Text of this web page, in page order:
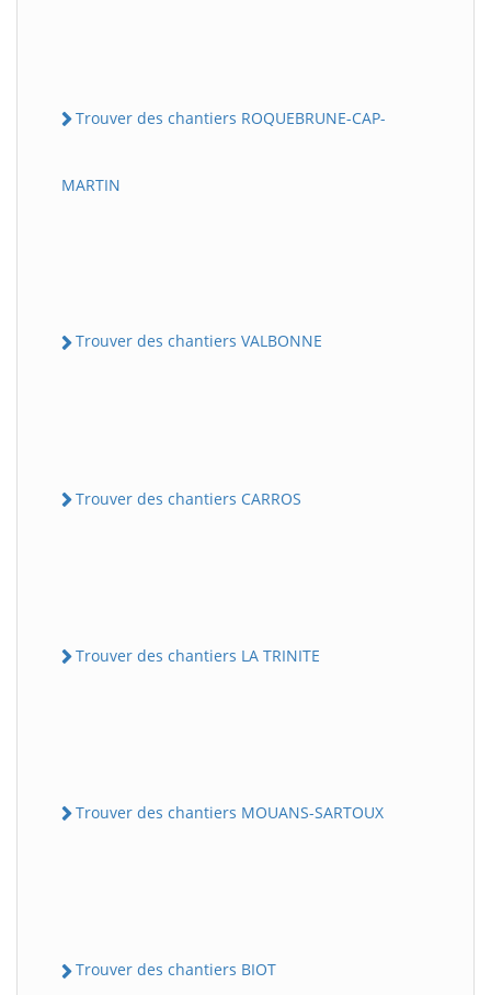
Trouver des chantiers ROQUEBRUNE-CAP-
MARTIN
Trouver des chantiers VALBONNE
Trouver des chantiers CARROS
Trouver des chantiers LA TRINITE
Trouver des chantiers MOUANS-SARTOUX
Trouver des chantiers BIOT